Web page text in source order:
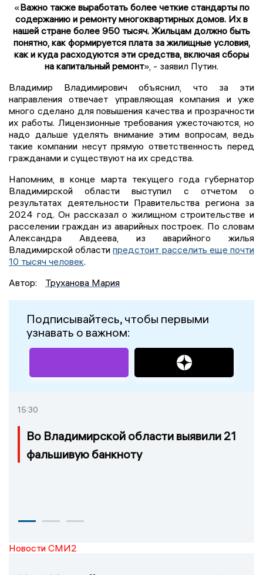
«Важно также выработать более четкие стандарты по
содержанию и ремонту многоквартирных домов. Их в
нашей стране более 950 тысяч. Жильцам должно быть
понятно, как формируется плата за жилищные условия,
как и куда расходуются эти средства, включая сборы
на капитальный ремонт», - заявил Путин.
Владимир Владимирович объяснил, что за эти
направления отвечает управляющая компания и уже
много сделано для повышения качества и прозрачности
их работы. Лицензионные требования ужесточаются, но
надо дальше уделять внимание этим вопросам, ведь
такие компании несут прямую ответственность перед
гражданами и существуют на их средства.
Напомним, в конце марта текущего года губернатор
Владимирской области выступил с отчетом о
результатах деятельности Правительства региона за
2024 год. Он рассказал о жилищном строительстве и
расселении граждан из аварийных построек. По словам
Александра Авдеева, из аварийного жилья
Владимирской областипредстоит расселить еще почти
10 тысяч человек.
Автор:
Труханова Мария
Подписывайтесь, чтобы первыми
узнавать о важном:
15:30
Во Владимирской области выявили 21
фальшивую банкноту
Новости СМИ2